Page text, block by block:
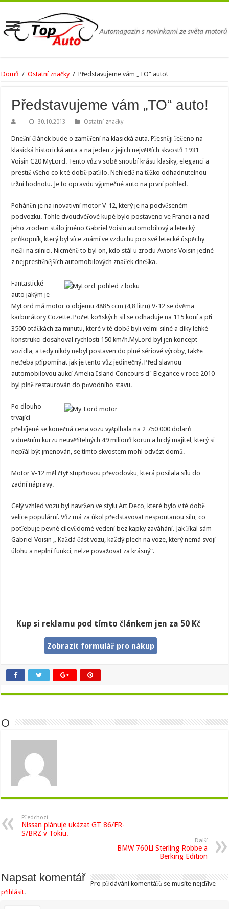
Domů / Ostatní značky / Představujeme vám „TO“ auto!
Představujeme vám „TO“ auto!
30.10.2013 Ostatní značky
Dnešní článek bude o zaměření na klasická auta. Přesněji řečeno na
klasická historická auta a na jeden z jejich největších skvostů 1931
Voisin C20 MyLord. Tento vůz v sobě snoubí krásu klasiky, eleganci a
prestiž všeho co k té době patřilo. Nehledě na těžko odhadnutelnou
tržní hodnotu. Je to opravdu výjimečné auto na první pohled.
Poháněn je na inovativní motor V-12, který je na podvěseném
podvozku. Tohle dvoudvéřové kupé bylo postaveno ve Francii a nad
jeho zrodem stálo jméno Gabriel Voisin automobilový a letecký
průkopník, který byl více známí ve vzduchu pro své letecké úspěchy
nežli na silnici. Nicméně to byl on, kdo stál u zrodu Avions Voisin jedné
z nejprestižnějších automobilových značek dneška.
Fantastické
auto jakým je
MyLord má motor o objemu 4885 ccm (4,8 litru) V-12 se dvěma
karburátory Cozette. Počet koňských sil se odhaduje na 115 koní a při
3500 otáčkách za minutu, které v té době byli velmi silné a díky lehké
konstrukci dosahoval rychlosti 150 km/h.MyLord byl jen koncept
vozidla, a tedy nikdy nebyl postaven do plné sériové výroby, takže
netřeba připomínat jak je tento vůz jedinečný. Před slavnou
automobilovou aukcí Amelia Island Concours d´Elegance v roce 2010
byl plně restaurován do původního stavu.
Po dlouho
trvající
přebíjené se konečná cena vozu vyšplhala na 2 750 000 dolarů
v dnešním kurzu neuvěřitelných 49 milionů korun a hrdý majitel, který si
nepřál být jmenován, se tímto skvostem mohl odvézt domů.
Motor V-12 měl čtyř stupňovou převodovku, která posílala sílu do
zadní nápravy.
Celý vzhled vozu byl navržen ve stylu Art Deco, které bylo v té době
velice populární. Vůz má za úkol představovat nespoutanou sílu, co
potřebuje pevné cílevědomé vedení bez kapky zaváhání. Jak říkal sám
Gabriel Voisin „ Každá část vozu, každý plech na voze, který nemá svojí
úlohu a neplní funkci, nelze považovat za krásný“.
Kup si reklamu pod tímto článkem jen za 50 Kč
Zobrazit formulář pro nákup
O
Předchozí
Nissan plánuje ukázat GT 86/FR-
S/BRZ v Tokiu.
Další
BMW 760Li Sterling Robbe a
Berking Edition
Napsat komentář
Pro přidávání komentářů se musíte nejdříve
přihlásit.